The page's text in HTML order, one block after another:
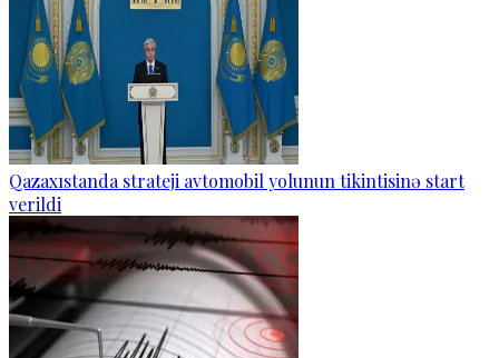
Qazaxıstanda strateji avtomobil yolunun tikintisinə start
verildi